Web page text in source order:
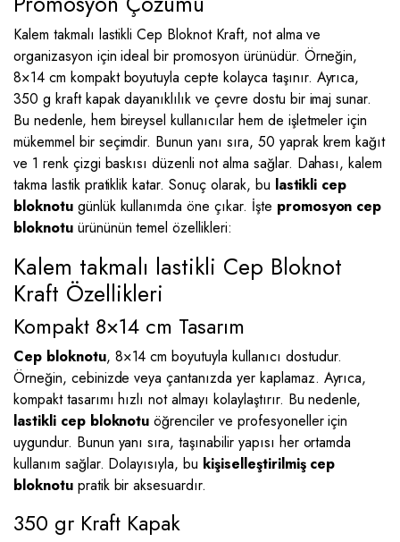
Kalem takmalı lastikli Cep Bloknot Kraft, not alma ve
organizasyon için ideal bir promosyon ürünüdür. Örneğin,
8×14 cm kompakt boyutuyla cepte kolayca taşınır. Ayrıca,
350 g kraft kapak dayanıklılık ve çevre dostu bir imaj sunar.
Bu nedenle, hem bireysel kullanıcılar hem de işletmeler için
mükemmel bir seçimdir. Bunun yanı sıra, 50 yaprak krem kağıt
ve 1 renk çizgi baskısı düzenli not alma sağlar. Dahası, kalem
takma lastik pratiklik katar. Sonuç olarak, bu lastikli cep
bloknotugünlük kullanımda öne çıkar. İşte promosyon cep
bloknotuürününün temel özellikleri:
Kalem takmalı lastikli Cep Bloknot
Kraft Özellikleri
Kompakt 8×14 cm Tasarım
Cep bloknotu, 8×14 cm boyutuyla kullanıcı dostudur.
Örneğin, cebinizde veya çantanızda yer kaplamaz. Ayrıca,
kompakt tasarımı hızlı not almayı kolaylaştırır. Bu nedenle,
lastikli cep bloknotu öğrenciler ve profesyoneller için
uygundur. Bunun yanı sıra, taşınabilir yapısı her ortamda
kullanım sağlar. Dolayısıyla, bu kişiselleştirilmiş cep
bloknotupratik bir aksesuardır.
350 gr Kraft Kapak